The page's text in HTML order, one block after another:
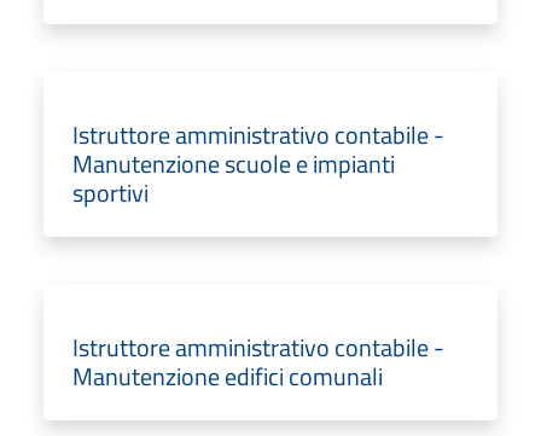
Istruttore amministrativo contabile -
Manutenzione scuole e impianti
sportivi
Istruttore amministrativo contabile -
Manutenzione edifici comunali